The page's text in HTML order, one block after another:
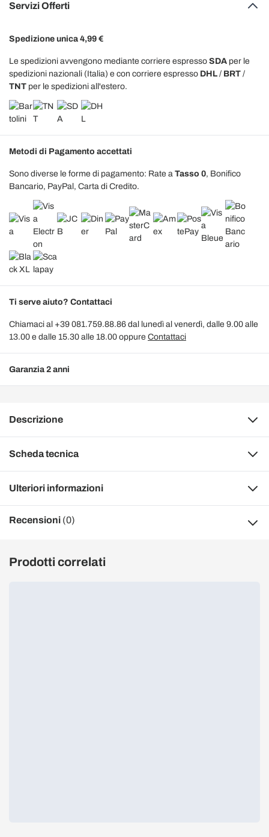
Servizi Offerti
Spedizione unica 4,99 €
Le spedizioni avvengono mediante corriere espresso SDA per le
spedizioni nazionali (Italia) e con corriere espresso DHL / BRT /
TNT per le spedizioni all'estero.
Metodi di Pagamento accettati
Sono diverse le forme di pagamento: Rate a Tasso 0, Bonifico
Bancario, PayPal, Carta di Credito.
Ti serve aiuto? Contattaci
Chiamaci al +39 081.759.88.86 dal lunedì al venerdì, dalle 9.00 alle
13.00 e dalle 15.30 alle 18.00 oppure Contattaci
Garanzia 2 anni
Descrizione
Scheda tecnica
Ulteriori informazioni
Recensioni (0)
Prodotti correlati